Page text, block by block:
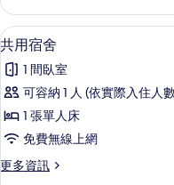
所
有
相
片
(6
mixed
private
room)
的
詳
顯
示
共
用
宿
的
4
共用宿舍
1 間臥室
可容納 1 人 (依實際入住人
1 張單人床
免費無線上網
更多資訊
更